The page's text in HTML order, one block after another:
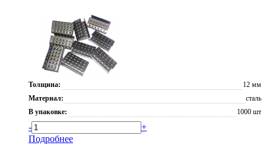
Толщина:
12 мм
Материал:
сталь
В упаковке:
1000 шт
-
+
Подробнее